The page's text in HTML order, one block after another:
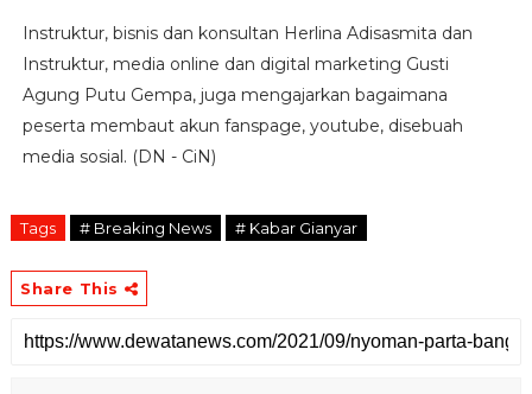
Instruktur, bisnis dan konsultan Herlina Adisasmita dan
Instruktur, media online dan digital marketing Gusti
Agung Putu Gempa, juga mengajarkan bagaimana
peserta membaut akun fanspage, youtube, disebuah
media sosial. (DN - CiN)
Tags # Breaking News # Kabar Gianyar
Share This